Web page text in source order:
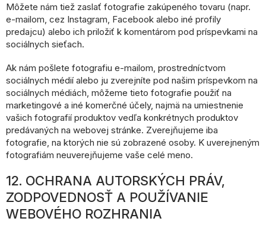
Môžete nám tiež zaslať fotografie zakúpeného tovaru (napr.
e-mailom, cez Instagram, Facebook alebo iné profily
predajcu) alebo ich priložiť k komentárom pod príspevkami na
sociálnych sieťach.
Ak nám pošlete fotografiu e-mailom, prostredníctvom
sociálnych médií alebo ju zverejníte pod našim príspevkom na
sociálnych médiách, môžeme tieto fotografie použiť na
marketingové a iné komerčné účely, najmä na umiestnenie
vašich fotografií produktov vedľa konkrétnych produktov
predávaných na webovej stránke. Zverejňujeme iba
fotografie, na ktorých nie sú zobrazené osoby. K uverejneným
fotografiám neuverejňujeme vaše celé meno.
12. OCHRANA AUTORSKÝCH PRÁV,
ZODPOVEDNOSŤ A POUŽÍVANIE
WEBOVÉHO ROZHRANIA